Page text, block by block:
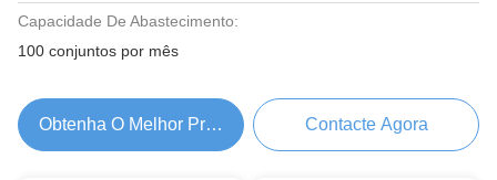
Capacidade De Abastecimento:
100 conjuntos por mês
Obtenha O Melhor Preço Contacte Agora